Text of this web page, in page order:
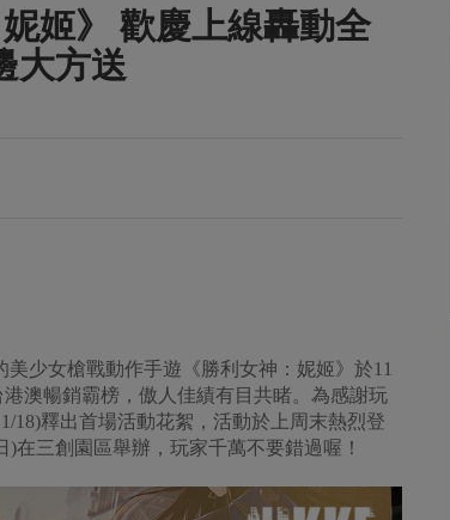
姬》 歡慶上線轟動全
大方送
美少女槍戰動作手遊《勝利女神：妮姬》於11
澳暢銷霸榜，傲人佳績有目共睹。為感謝玩
18)釋出首場活動花絮，活動於上周末熱烈登
在三創園區舉辦，玩家千萬不要錯過喔！